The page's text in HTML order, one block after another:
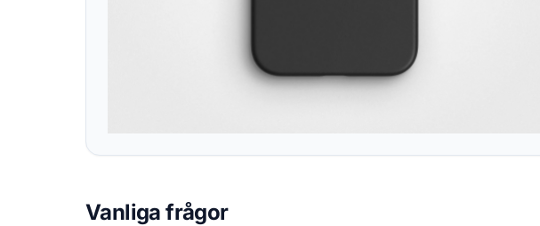
Vanliga frågor